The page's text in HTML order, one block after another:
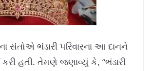
સંતોએ ભંડારી પરિવારના આ દાનને
કરી હતી. તેમણે જણાવ્યું કે, “ભંડારી